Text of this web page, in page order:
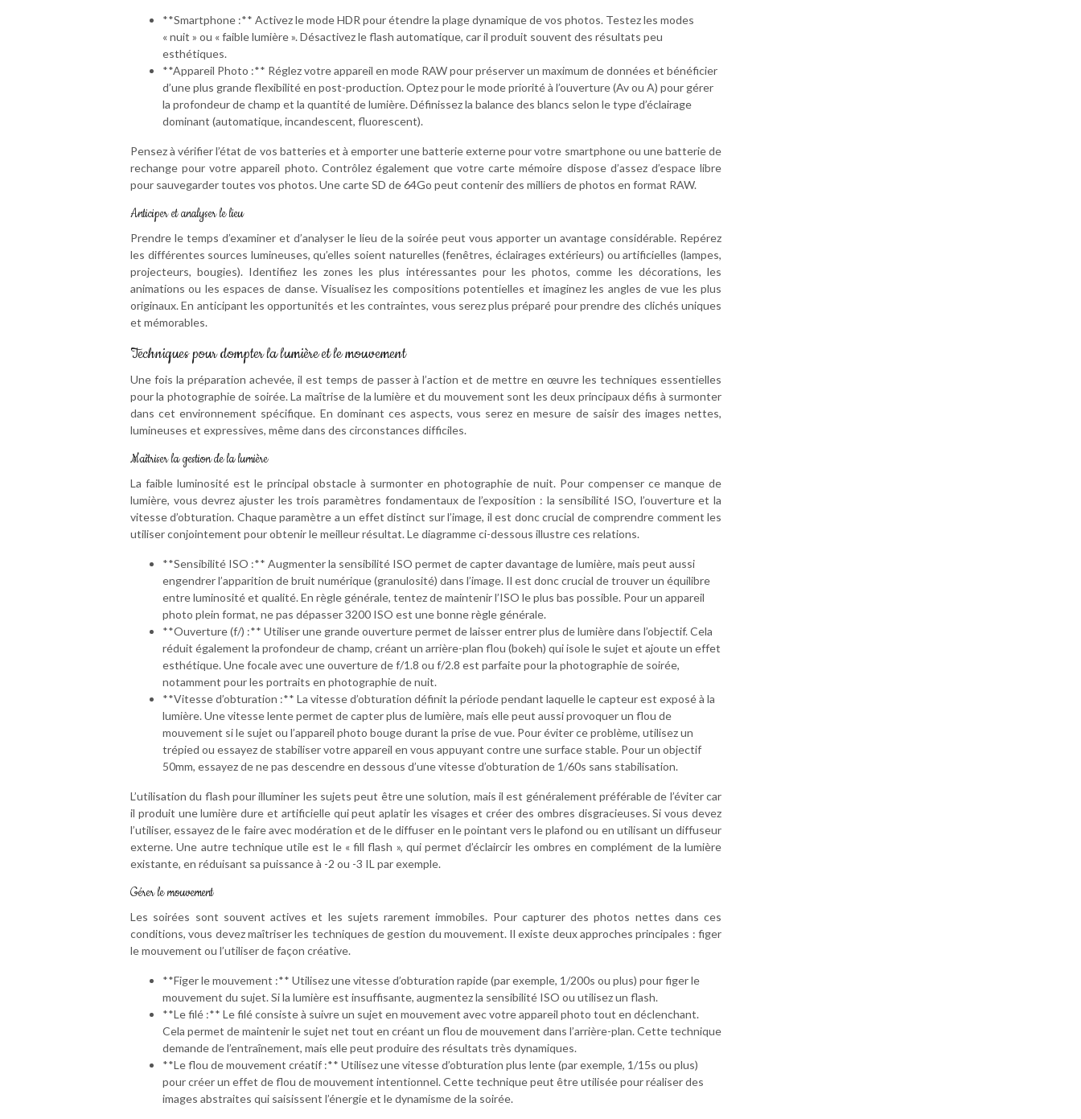
**Smartphone :** Activez le mode HDR pour étendre la plage dynamique de vos photos. Testez les modes
« nuit » ou « faible lumière ». Désactivez le flash automatique, car il produit souvent des résultats peu
esthétiques.
**Appareil Photo :** Réglez votre appareil en mode RAW pour préserver un maximum de données et bénéficier
d’une plus grande flexibilité en post-production. Optez pour le mode priorité à l’ouverture (Av ou A) pour gérer
la profondeur de champ et la quantité de lumière. Définissez la balance des blancs selon le type d’éclairage
dominant (automatique, incandescent, fluorescent).
Pensez à vérifier l’état de vos batteries et à emporter une batterie externe pour votre smartphone ou une batterie de
rechange pour votre appareil photo. Contrôlez également que votre carte mémoire dispose d’assez d’espace libre
pour sauvegarder toutes vos photos. Une carte SD de 64Go peut contenir des milliers de photos en format RAW.
Anticiper et analyser le lieu
Prendre le temps d’examiner et d’analyser le lieu de la soirée peut vous apporter un avantage considérable. Repérez
les différentes sources lumineuses, qu’elles soient naturelles (fenêtres, éclairages extérieurs) ou artificielles (lampes,
projecteurs, bougies). Identifiez les zones les plus intéressantes pour les photos, comme les décorations, les
animations ou les espaces de danse. Visualisez les compositions potentielles et imaginez les angles de vue les plus
originaux. En anticipant les opportunités et les contraintes, vous serez plus préparé pour prendre des clichés uniques
et mémorables.
Techniques pour dompter la lumière et le mouvement
Une fois la préparation achevée, il est temps de passer à l’action et de mettre en œuvre les techniques essentielles
pour la photographie de soirée. La maîtrise de la lumière et du mouvement sont les deux principaux défis à surmonter
dans cet environnement spécifique. En dominant ces aspects, vous serez en mesure de saisir des images nettes,
lumineuses et expressives, même dans des circonstances difficiles.
Maîtriser la gestion de la lumière
La faible luminosité est le principal obstacle à surmonter en photographie de nuit. Pour compenser ce manque de
lumière, vous devrez ajuster les trois paramètres fondamentaux de l’exposition : la sensibilité ISO, l’ouverture et la
vitesse d’obturation. Chaque paramètre a un effet distinct sur l’image, il est donc crucial de comprendre comment les
utiliser conjointement pour obtenir le meilleur résultat. Le diagramme ci-dessous illustre ces relations.
**Sensibilité ISO :** Augmenter la sensibilité ISO permet de capter davantage de lumière, mais peut aussi
engendrer l’apparition de bruit numérique (granulosité) dans l’image. Il est donc crucial de trouver un équilibre
entre luminosité et qualité. En règle générale, tentez de maintenir l’ISO le plus bas possible. Pour un appareil
photo plein format, ne pas dépasser 3200 ISO est une bonne règle générale.
**Ouverture (f/) :** Utiliser une grande ouverture permet de laisser entrer plus de lumière dans l’objectif. Cela
réduit également la profondeur de champ, créant un arrière-plan flou (bokeh) qui isole le sujet et ajoute un effet
esthétique. Une focale avec une ouverture de f/1.8 ou f/2.8 est parfaite pour la photographie de soirée,
notamment pour les portraits en photographie de nuit.
**Vitesse d’obturation :** La vitesse d’obturation définit la période pendant laquelle le capteur est exposé à la
lumière. Une vitesse lente permet de capter plus de lumière, mais elle peut aussi provoquer un flou de
mouvement si le sujet ou l’appareil photo bouge durant la prise de vue. Pour éviter ce problème, utilisez un
trépied ou essayez de stabiliser votre appareil en vous appuyant contre une surface stable. Pour un objectif
50mm, essayez de ne pas descendre en dessous d’une vitesse d’obturation de 1/60s sans stabilisation.
L’utilisation du flash pour illuminer les sujets peut être une solution, mais il est généralement préférable de l’éviter car
il produit une lumière dure et artificielle qui peut aplatir les visages et créer des ombres disgracieuses. Si vous devez
l’utiliser, essayez de le faire avec modération et de le diffuser en le pointant vers le plafond ou en utilisant un diffuseur
externe. Une autre technique utile est le « fill flash », qui permet d’éclaircir les ombres en complément de la lumière
existante, en réduisant sa puissance à -2 ou -3 IL par exemple.
Gérer le mouvement
Les soirées sont souvent actives et les sujets rarement immobiles. Pour capturer des photos nettes dans ces
conditions, vous devez maîtriser les techniques de gestion du mouvement. Il existe deux approches principales : figer
le mouvement ou l’utiliser de façon créative.
**Figer le mouvement :** Utilisez une vitesse d’obturation rapide (par exemple, 1/200s ou plus) pour figer le
mouvement du sujet. Si la lumière est insuffisante, augmentez la sensibilité ISO ou utilisez un flash.
**Le filé :** Le filé consiste à suivre un sujet en mouvement avec votre appareil photo tout en déclenchant.
Cela permet de maintenir le sujet net tout en créant un flou de mouvement dans l’arrière-plan. Cette technique
demande de l’entraînement, mais elle peut produire des résultats très dynamiques.
**Le flou de mouvement créatif :** Utilisez une vitesse d’obturation plus lente (par exemple, 1/15s ou plus)
pour créer un effet de flou de mouvement intentionnel. Cette technique peut être utilisée pour réaliser des
images abstraites qui saisissent l’énergie et le dynamisme de la soirée.